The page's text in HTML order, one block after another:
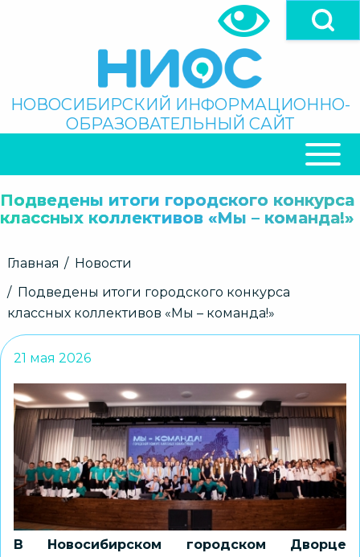
Поиск
НОВОСИБИРСКИЙ ИНФОРМАЦИОННО-
ОБРАЗОВАТЕЛЬНЫЙ САЙТ
НАВИГАЦИЯ
Подведены итоги городского конкурса
классных коллективов «Мы – команда!»
Строка
Главная
Новости
Подведены итоги городского конкурса
классных коллективов «Мы – команда!»
21 мая 2026
В Новосибирском городском Дворце